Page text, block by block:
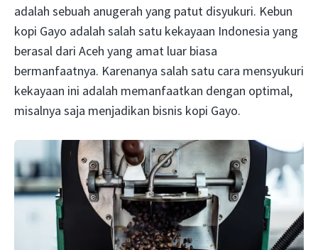
adalah sebuah anugerah yang patut disyukuri. Kebun
kopi Gayo adalah salah satu kekayaan Indonesia yang
berasal dari Aceh yang amat luar biasa
bermanfaatnya. Karenanya salah satu cara mensyukuri
kekayaan ini adalah memanfaatkan dengan optimal,
misalnya saja menjadikan bisnis kopi Gayo.